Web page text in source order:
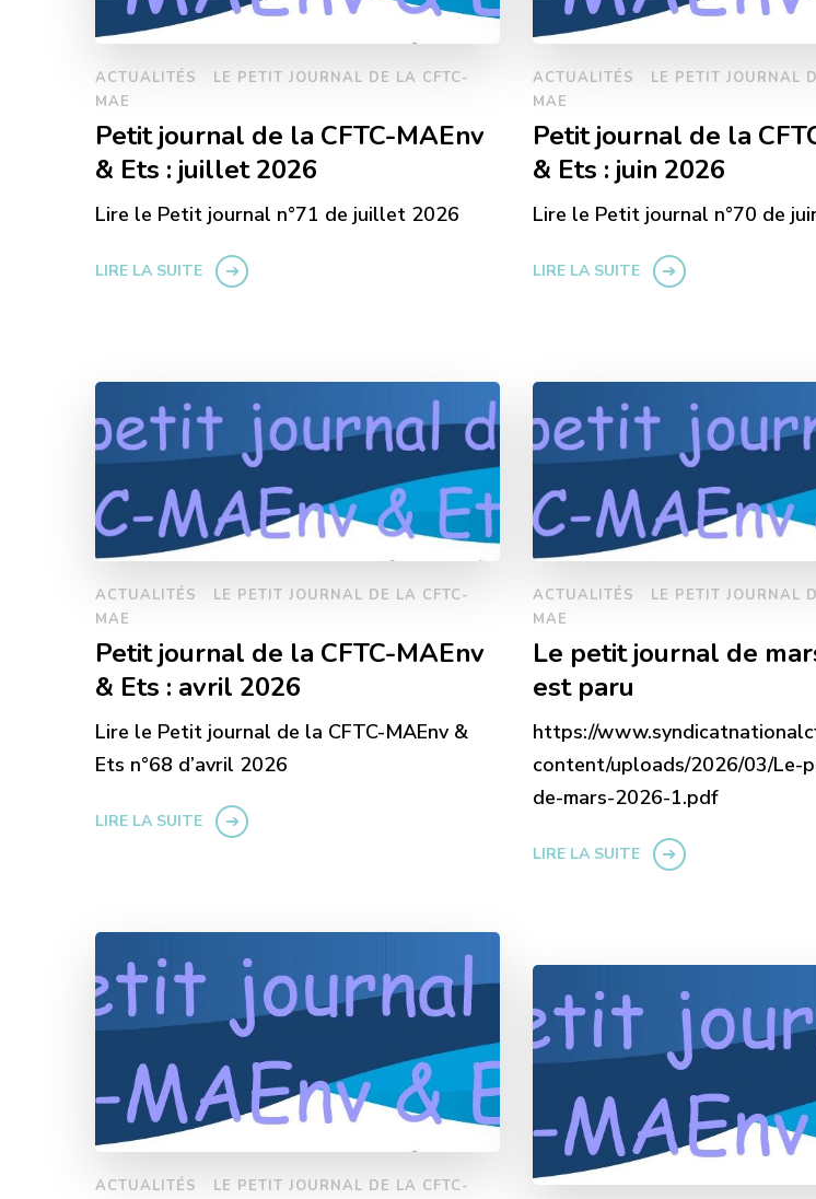
ACTUALITÉS
LE PETIT JOURNAL DE LA CFTC-
MAE
Petit journal de la CFTC-MAEnv
& Ets : juillet 2026
Lire le Petit journal n°71 de juillet 2026
LIRE LA SUITE
ACTUALITÉS
LE PETIT JOURNAL
MAE
Petit journal de la
& Ets : juin 2026
Lire le Petit journal n°70 de
LIRE LA SUITE
ACTUALITÉS
LE PETIT JOURNAL DE LA CFTC-
MAE
Petit journal de la CFTC-MAEnv
& Ets : avril 2026
Lire le Petit journal de la CFTC-MAEnv &
Ets n°68 d’avril 2026
LIRE LA SUITE
ACTUALITÉS
LE PETIT JOURNAL
MAE
Le petit journal de
est paru
https://
content/uploads/2026/03/Le-
de-mars-2026-1.pdf
LIRE LA SUITE
ACTUALITÉS
LE PETIT JOURNAL DE LA CFTC-